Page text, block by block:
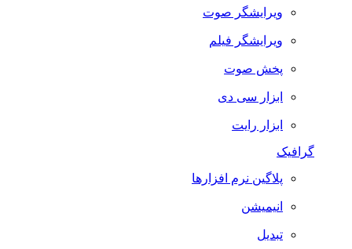
ویرایشگر صوت
ویرایشگر فیلم
پخش صوت
ابزار سی دی
ابزار رایت
گرافیک
پلاگین نرم افزارها
انیمیشن
تبدیل